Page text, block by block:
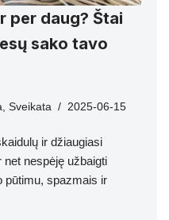
per daug? Štai
sako tavo
, Sveikata 2025-06-15
ir džiaugiasi
net nespėję užbaigti
pūtimu, spazmais ir